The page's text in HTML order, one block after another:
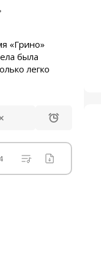
«Грино»
была
легко